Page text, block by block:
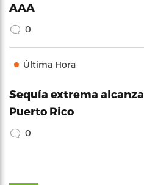
AAA
0
Última Hora
Sequía extrema
Puerto Rico
0